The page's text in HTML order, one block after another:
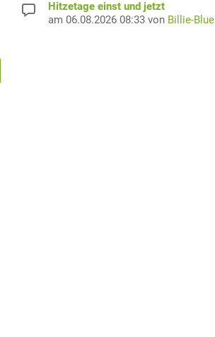
Hitzetage einst und jetzt
am 06.08.2026 08:33 von Billie-Blue